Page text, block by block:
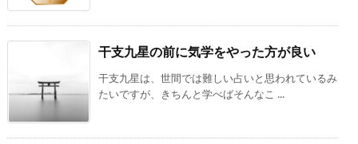
干支九星の前に気学をやった方が良い
干支九星は、世間では難しい占いと思われているみ
たいですが、きちんと学べばそんなこ ...